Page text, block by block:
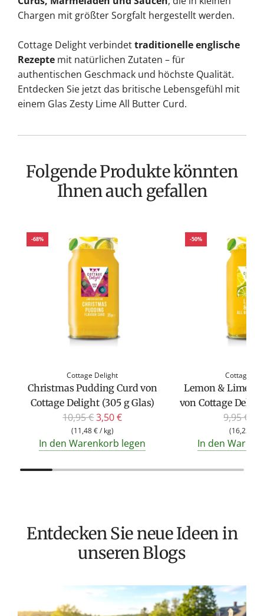
Chargen mit größter Sorgfalt hergestellt werden.
Cottage Delight verbindettraditionelle englische
Rezepte mit natürlichen Zutaten – für
authentischen Geschmack und höchste Qualität.
Entdecken Sie jetzt das britische Lebensgefühl mit
einem Glas Zesty Lime All Butter Curd.
Folgende Produkte könnten
Ihnen auch gefallen
-68%
Cottage Delight
Christmas Pudding Curd von
Cottage Delight (305 g Glas)
R
g
r
s
10,95 €3,50 €
(11,48 €/ kg)
In den Warenkorb legen
-50%
Cottage
Lemon & Lime
von Cottage
R
g
r
i
s
9,95 €
(16,23 €
In den
Entdecken Sie neue Ideen in
unseren Blogs